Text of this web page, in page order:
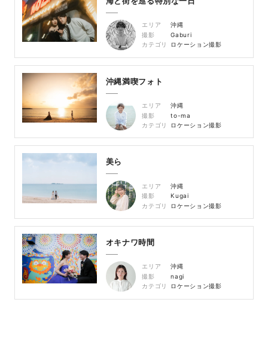
エリア
沖縄
撮影
Gaburi
カテゴリ
ロケーション撮影
沖縄満喫フォト
エリア
沖縄
撮影
to-ma
カテゴリ
ロケーション撮影
美ら
エリア
沖縄
撮影
Kugai
カテゴリ
ロケーション撮影
オキナワ時間
エリア
沖縄
撮影
nagi
カテゴリ
ロケーション撮影